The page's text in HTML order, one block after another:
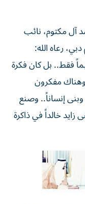
آل مكتوم، نائب
رعاه الله:
فقط.. بل كان فكرة
مفكرون
إنساناً.. وصنع
خالداً في ذاكرة